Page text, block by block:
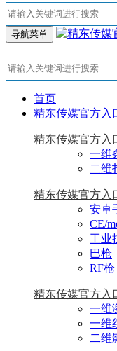
导航菜单
首页
精东传媒官方入
精东传媒官方入
一维
二维
精东传媒官方入
安卓
CE/
工业
巴枪
RF
精东传媒官方入
一维
一维
二维